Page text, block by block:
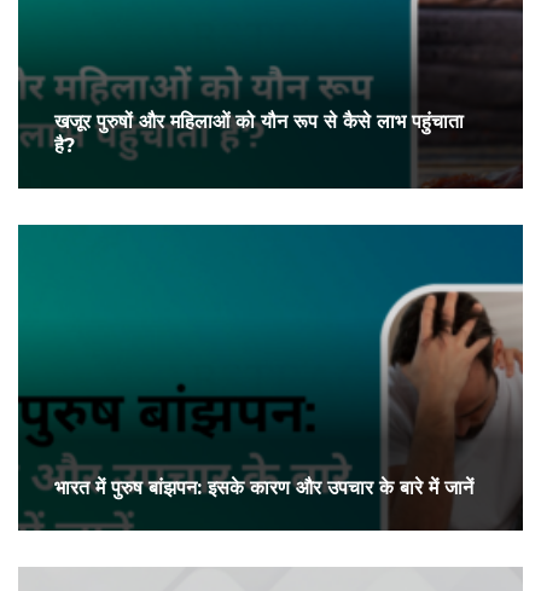
खजूर पुरुषों और महिलाओं को यौन रूप से कैसे लाभ पहुंचाता
है?
भारत में पुरुष बांझपन: इसके कारण और उपचार के बारे में जानें